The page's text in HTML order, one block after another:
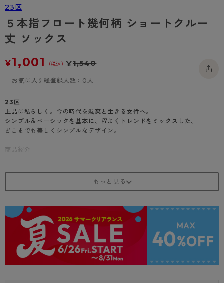
- ひざ下丈タイツ
- 着圧タイツ
ソックス・靴下
レギンス・スパッツ
肌着・インナー
- 長袖（七分袖以上）
- タンクトップ
- カップ付きインナー
雑貨・小物
スクールタイム
CLINICAL
ハイジュニ
配送方法について
返品・交換について
お問い合わせについて
23区
５本指フロート幾何柄 ショートクルー
丈 ソックス
¥1,001 （税込） ¥1,540
お気に入り総登録人数：0人
23区
上品に私らしく。今の時代を颯爽と生きる女性へ。
シンプル＆ベーシックを基本に、程よくトレンドをミックスした、
どこまでも美しくシンプルなデザイン。
商品紹介
レーヨン素材を使用しているので、肌触りが柔らかく、はき心地も快適で
オフホワイト、ピンク、サックス、ブラックの全4色から選べるので、コ
ーディネートに合わせて楽しめます。
5本指のデザインが足指をしっかりサポートし、足元の動きやすさもアッ
普段使いはもちろん、ちょっとしたお出かけにもぴったりなソックスで